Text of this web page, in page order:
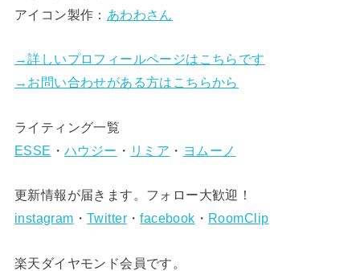
アイコン製作： あわわさん
→詳しいプロフィールページはこちらです
→お問い合わせがある方はこちらから
ライティング一覧
ESSE ・ ハウジー ・ リミア ・ ヨムーノ
更新情報が届きます。フォロー大歓迎！
instagram ・Twitter・facebook ・ RoomClip
楽天ダイヤモンド会員です。